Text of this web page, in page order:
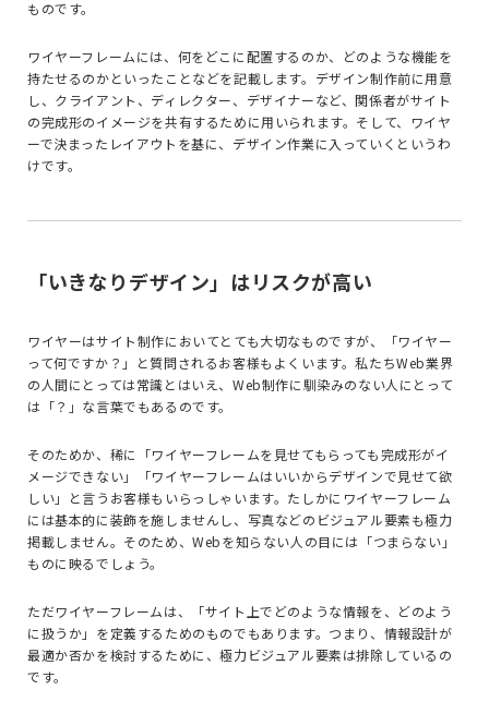
ものです。
ワイヤーフレームには、何をどこに配置するのか、どのような機能を
持たせるのかといったことなどを記載します。デザイン制作前に用意
し、クライアント、ディレクター、デザイナーなど、関係者がサイト
の完成形のイメージを共有するために用いられます。そして、ワイヤ
ーで決まったレイアウトを基に、デザイン作業に入っていくというわ
けです。
「いきなりデザイン」はリスクが高い
ワイヤーはサイト制作においてとても大切なものですが、「ワイヤー
って何ですか？」と質問されるお客様もよくいます。私たちWeb業界
の人間にとっては常識とはいえ、Web制作に馴染みのない人にとって
は「？」な言葉でもあるのです。
そのためか、稀に「ワイヤーフレームを見せてもらっても完成形がイ
メージできない」「ワイヤーフレームはいいからデザインで見せて欲
しい」と言うお客様もいらっしゃいます。たしかにワイヤーフレーム
には基本的に装飾を施しませんし、写真などのビジュアル要素も極力
掲載しません。そのため、Webを知らない人の目には「つまらない」
ものに映るでしょう。
ただワイヤーフレームは、「サイト上でどのような情報を、どのよう
に扱うか」を定義するためのものでもあります。つまり、情報設計が
最適か否かを検討するために、極力ビジュアル要素は排除しているの
です。